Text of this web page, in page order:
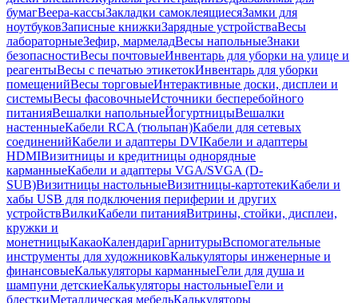
бумагВеера-кассыЗакладки самоклеящиесяЗамки для
ноутбуковЗаписные книжкиЗарядные устройстваВесы
лабораторныеЗефир, мармеладВесы напольныеЗнаки
безопасностиВесы почтовыеИнвентарь для уборки на улице и
реагентыВесы с печатью этикетокИнвентарь для уборки
помещенийВесы торговыеИнтерактивные доски, дисплеи и
системыВесы фасовочныеИсточники бесперебойного
питанияВешалки напольныеЙогуртницыВешалки
настенныеКабели RCA (тюльпан)Кабели для сетевых
соединенийКабели и адаптеры DVIКабели и адаптеры
HDMIВизитницы и кредитницы однорядные
карманныеКабели и адаптеры VGA/SVGA (D-
SUB)Визитницы настольныеВизитницы-картотекиКабели и
хабы USB для подключения периферии и других
устройствВилкиКабели питанияВитрины, стойки, дисплеи,
кружки и
монетницыКакаоКалендариГарнитурыВспомогательные
инструменты для художниковКалькуляторы инженерные и
финансовыеКалькуляторы карманныеГели для душа и
шампуни детскиеКалькуляторы настольныеГели и
блесткиМеталлическая мебельКалькуляторы